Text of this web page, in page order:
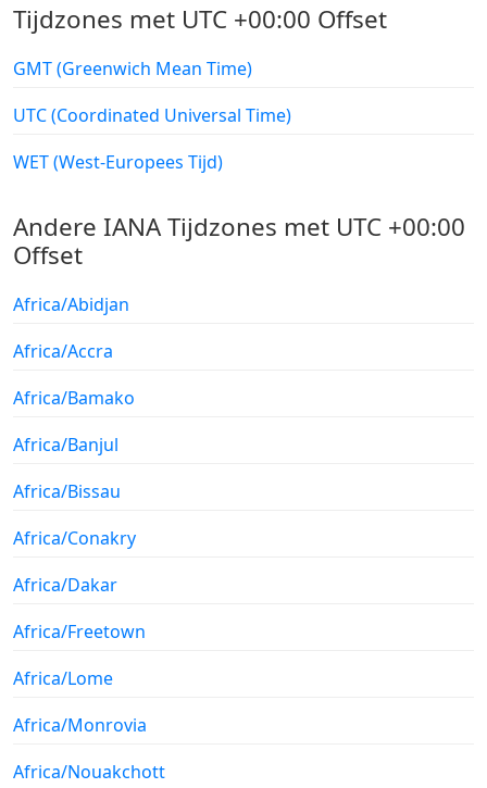
Tijdzones met UTC +00:00 Offset
GMT (Greenwich Mean Time)
UTC (Coordinated Universal Time)
WET (West-Europees Tijd)
Andere IANA Tijdzones met UTC +00:00
Offset
Africa/Abidjan
Africa/Accra
Africa/Bamako
Africa/Banjul
Africa/Bissau
Africa/Conakry
Africa/Dakar
Africa/Freetown
Africa/Lome
Africa/Monrovia
Africa/Nouakchott